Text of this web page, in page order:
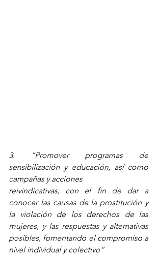
3. “Promover programas de
sensibilización y educación, así como
campañas y acciones
reivindicativas, con el fin de dar a
conocer las causas de la prostitución y
la violación de los derechos de las
mujeres, y las respuestas y alternativas
posibles, fomentando el compromiso a
nivel individual y colectivo”